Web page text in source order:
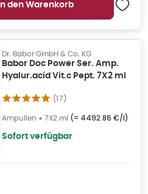
In den Warenkorb
Dr. Babor GmbH & Co. KG
Babor Doc Power Ser. Amp.
Hyalur.acid Vit.c Pept. 7X2 ml
(17)
Ampullen • 7X2 ml (= 4492.86 €/l)
Sofort verfügbar